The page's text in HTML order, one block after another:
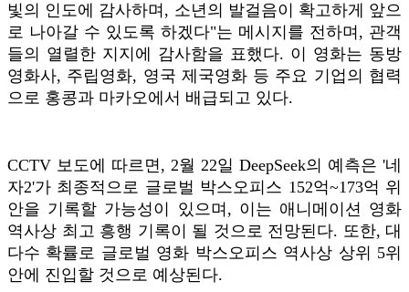
빛의 인도에 감사하며, 소년의 발걸음이 확고하게 앞으
로 나아갈 수 있도록 하겠다"는 메시지를 전하며, 관객
들의 열렬한 지지에 감사함을 표했다. 이 영화는 동방
영화사, 주립영화, 영국 제국영화 등 주요 기업의 협력
으로 홍콩과 마카오에서 배급되고 있다.
CCTV 보도에 따르면, 2월 22일 DeepSeek의 예측은 '네
자2'가 최종적으로 글로벌 박스오피스 152억~173억 위
안을 기록할 가능성이 있으며, 이는 애니메이션 영화
역사상 최고 흥행 기록이 될 것으로 전망된다. 또한, 대
다수 확률로 글로벌 영화 박스오피스 역사상 상위 5위
안에 진입할 것으로 예상된다.